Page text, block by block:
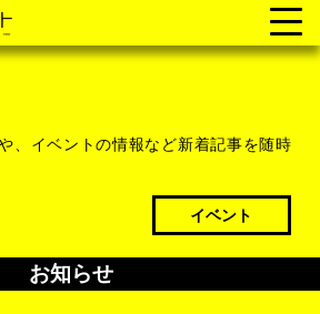
、イベントの情報など新着記事を随時
イベント
お知らせ